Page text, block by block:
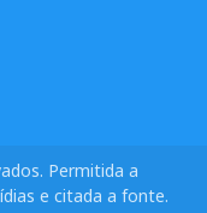
Permitida a
e citada a fonte.